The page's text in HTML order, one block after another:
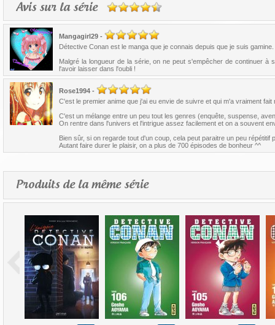
Avis sur la série
Mangagirl29 -
Détective Conan est le manga que je connais depuis que je suis
Malgré la longueur de la série, on ne peut s'empêcher de continuer
l'avoir laisser dans l'oubli !
Rose1994 -
C'est le premier anime que j'ai eu envie de suivre et qui m'a vraiment
C'est un mélange entre un peu tout les genres (enquête, suspense,
On rentre dans l'univers et l'intrigue assez facilement et on a souvent
Bien sûr, si on regarde tout d'un coup, cela peut paraitre un peu répétitif
Autant faire durer le plaisir, on a plus de 700 épisodes de bonheur ^^
Produits de la même série